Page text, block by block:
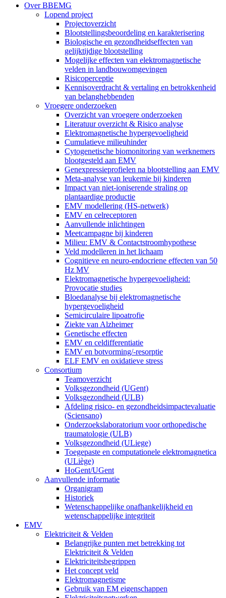
search
Menu
Over BBEMG
Lopend project
Projectoverzicht
Blootstellingsbeoordeling en karakterisering
Biologische en gezondheidseffecten van
gelijktijdige blootstelling
Mogelijke effecten van elektromagnetische
velden in landbouwomgevingen
Risicoperceptie
Kennisoverdracht & vertaling en betrokkenheid
van belanghebbenden
Vroegere onderzoeken
Overzicht van vroegere onderzoeken
Literatuur overzicht & Risico analyse
Elektromagnetische hypergevoeligheid
Cumulatieve milieuhinder
Cytogenetische biomonitoring van werknemers
blootgesteld aan EMV
Genexpressieprofielen na blootstelling aan EMV
Meta-analyse van leukemie bij kinderen
Impact van niet-ioniserende straling op
plantaardige productie
EMV modellering (HS-netwerk)
EMV en celreceptoren
Aanvullende inlichtingen
Meetcampagne bij kinderen
Milieu: EMV & Contactstroomhypothese
Veld modelleren in het lichaam
Cognitieve en neuro-endocriene effecten van 50
Hz MV
Elektromagnetische hypergevoeligheid:
Provocatie studies
Bloedanalyse bij elektromagnetische
hypergevoeligheid
Semicirculaire lipoatrofie
Ziekte van Alzheimer
Genetische effecten
EMV en celdifferentiatie
EMV en botvorming/-resorptie
ELF EMV en oxidatieve stress
Consortium
Teamoverzicht
Volksgezondheid (UGent)
Volksgezondheid (ULB)
Afdeling risico- en gezondheidsimpactevaluatie
(Sciensano)
Onderzoekslaboratorium voor orthopedische
traumatologie (ULB)
Volksgezondheid (ULiege)
Toegepaste en computationele elektromagnetica
(ULiège)
HoGent/UGent
Aanvullende informatie
Organigram
Historiek
Wetenschappelijke onafhankelijkheid en
wetenschappelijke integriteit
EMV
Elektriciteit & Velden
Belangrijke punten met betrekking tot
Elektriciteit & Velden
Elektriciteitsbegrippen
Het concept veld
Elektromagnetisme
Gebruik van EM eigenschappen